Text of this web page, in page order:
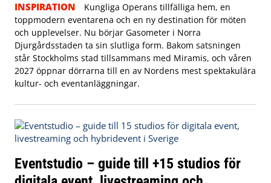
INSPIRATION
Kungliga Operans tillfälliga hem, en
toppmodern eventarena och en ny destination för möten
och upplevelser. Nu börjar Gasometer i Norra
Djurgårdsstaden ta sin slutliga form. Bakom satsningen
står Stockholms stad tillsammans med Miramis, och våren
2027 öppnar dörrarna till en av Nordens mest spektakulära
kultur- och eventanläggningar.
Eventstudio – guide till +15 studios för